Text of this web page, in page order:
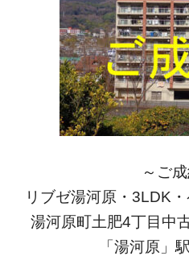
～ご
リブゼ湯河原・3LDK
湯河原町土肥4丁目中
「湯河原」